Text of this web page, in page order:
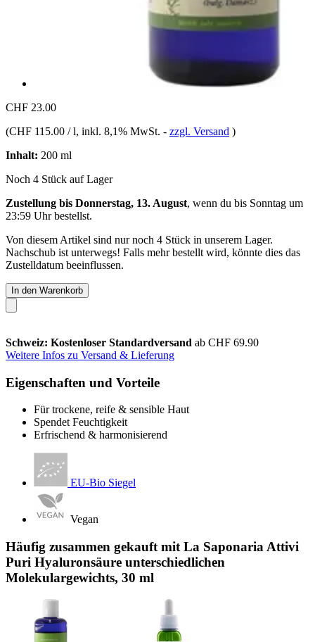
CHF 23.00
(CHF 115.00 / l, inkl. 8,1% MwSt. - zzgl. Versand )
Inhalt: 200 ml
Noch 4 Stück auf Lager
Zustellung bis Donnerstag, 13. August, wenn du bis Sonntag um
23:59 Uhrbestellst.
Von diesem Artikel sind nur noch 4 Stück in unserem Lager.
Nachschub ist unterwegs! Falls mehr bestellt wird, könnte dies das
Zustelldatum beeinflussen.
In den Warenkorb
Schweiz: Kostenloser Standardversand ab CHF 69.90
Weitere Infos zu Versand & Lieferung
Eigenschaften und Vorteile
Für trockene, reife & sensible Haut
Spendet Feuchtigkeit
Erfrischend & harmonisierend
EU-Bio Siegel
Vegan
Häufig zusammen gekauft mit La Saponaria Attivi
Puri Hyaluronsäure unterschiedlichen
Molekulargewichts, 30 ml